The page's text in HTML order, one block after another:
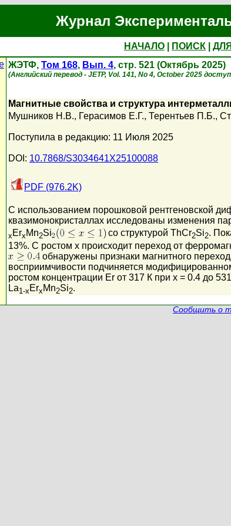
Журнал
НАЧАЛО ПОИСК
ЖЭТФ, Том 168, Вып. 4, стр. 521 (Октябрь 2025)
(Английский перевод - JETP, Vol. 141, No 4, October 2025
Магнитные свойства и структура
Мушников Н.В., Герасимов Е.Г., Терентьев П.Б.,
Поступила в редакцию: 11 Июля 2025
DOI: 10.7868/S3034641X25100088
PDF (976.2K)
С использованием порошковой рентгеновской
квазимонокристаллах исследованы изменения
xErxMn2Si со структурой ThCr2Si2.
13%. С ростом x происходит переход от
обнаружены признаки магнитного
восприимчивости подчиняется
ростом концентрации Er от 317 К при x = 0.4 до
La1-x Erx Mn2Si2.
Сообщить о